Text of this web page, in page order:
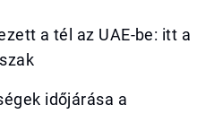
a tél az UAE-be: itt a
időjárása a